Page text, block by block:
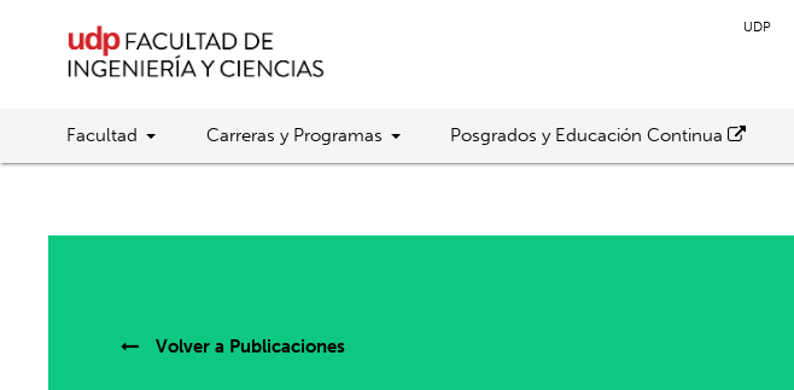
UDP
Facultad Carreras y Programas Posgrados y Educación Continua
Volver a Publicaciones